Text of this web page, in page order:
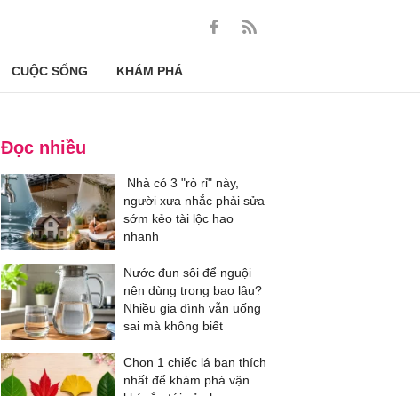
CUỘC SỐNG KHÁM PHÁ
Đọc nhiều
Nhà có 3 "rò rỉ" này,
người xưa nhắc phải sửa
sớm kẻo tài lộc hao
nhanh
Nước đun sôi để nguội
nên dùng trong bao lâu?
Nhiều gia đình vẫn uống
sai mà không biết
Chọn 1 chiếc lá bạn thích
nhất để khám phá vận